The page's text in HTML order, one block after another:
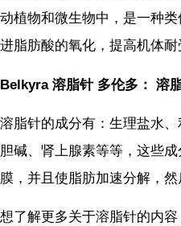
动植物和微生物中，是一种
进脂肪酸的氧化，提高机体耐
Belkyra 溶脂针 多伦多： 溶
溶脂针的成分有：生理盐水
胆碱、肾上腺素等等，这些
膜，并且使脂肪加速分解，然
想了解更多关于溶脂针的内容